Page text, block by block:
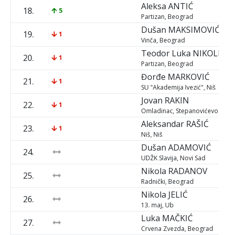
18. 5 Aleksa ANTIĆ
Partizan, Beograd
19. 1 Dušan MAKSIMOVIĆ
Vinča, Beograd
20. 1 Teodor Luka NIKOLIĆ
Partizan, Beograd
21. 1 Đorđe MARKOVIĆ
SU "Akademija Ivezić", Niš
22. 1 Jovan RAKIN
Omladinac, Stepanovićevo
23. 1 Aleksandar RAŠIĆ
Niš, Niš
24. Dušan ADAMOVIĆ
UDŽK Slavija, Novi Sad
25. Nikola RADANOV
Radnički, Beograd
26. Nikola JELIĆ
13. maj, Ub
27. Luka MAČKIĆ
Crvena Zvezda, Beograd